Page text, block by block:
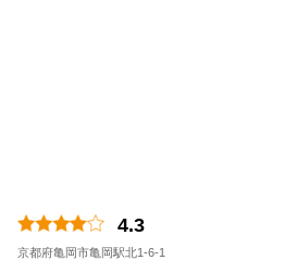
4.3
京都府亀岡市亀岡駅北1-6-1